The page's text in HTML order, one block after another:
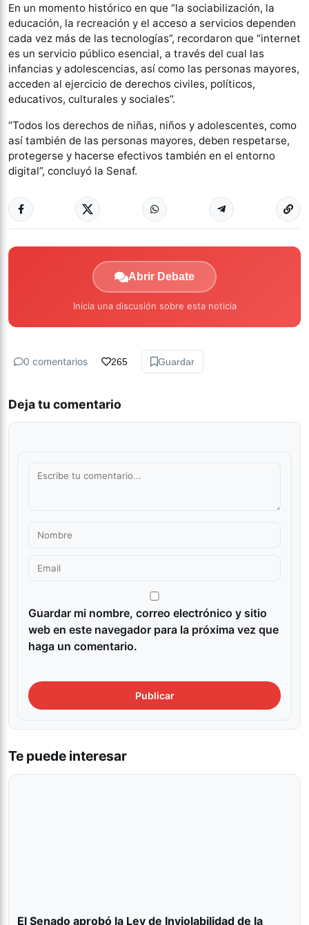
En un momento histórico en que “la sociabilización, la
educación, la recreación y el acceso a servicios dependen
cada vez más de las tecnologías”, recordaron que “internet
es un servicio público esencial, a través del cual las
infancias y adolescencias, así como las personas mayores,
acceden al ejercicio de derechos civiles, políticos,
educativos, culturales y sociales”.
“Todos los derechos de niñas, niños y adolescentes, como
así también de las personas mayores, deben respetarse,
protegerse y hacerse efectivos también en el entorno
digital”, concluyó la Senaf.
Abrir Debate
Inicia una discusión sobre esta noticia
0 comentarios 265 Guardar
Deja tu comentario
Guardar mi nombre, correo electrónico y sitio
web en este navegador para la próxima vez que
haga un comentario.
Te puede interesar
El Senado aprobó la Ley de Inviolabilidad de la